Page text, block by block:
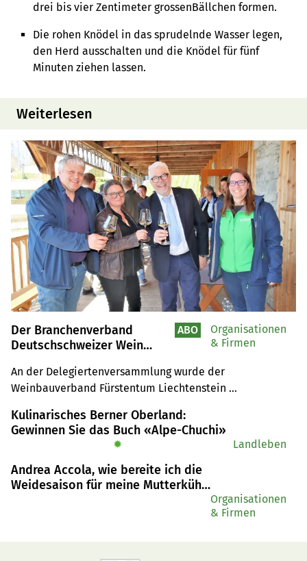
drei bis vier Zentimeter grossenBällchen formen.
Die rohen Knödel in das sprudelnde Wasser legen,
den Herd ausschalten und die Knödel für fünf
Minuten ziehen lassen.
Weiterlesen
Der Branchenverband
Deutschschweizer Wein
Landesgrenze hinaus
An der Delegiertenversammlung wurde der
Weinbauverband Fürstentum Liechtenstein
Statutenänderung auf: Nun haben Mitglieder des BDW ab
20 ha Anbaufläche Anspruch auf einen Sitz im Vorstand.
ABO
Organisationen
& Firmen
Kulinarisches Berner Oberland:
Gewinnen Sie das Buch «Alpe-Chuchi»
✹ Landleben
Andrea Accola, wie bereite ich die
Weidesaison für meine Mutterkühe
Organisationen
& Firmen